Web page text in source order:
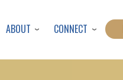
ABOUT CONNECT